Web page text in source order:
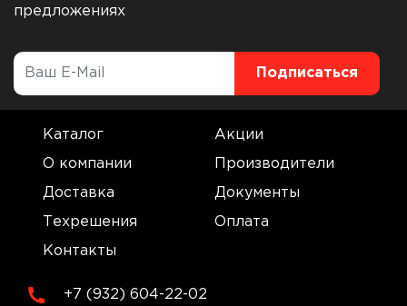
предложениях
Каталог Акции
О компании Производители
Доставка Документы
Техрешения Оплата
Контакты
+7 (932) 604-22-02